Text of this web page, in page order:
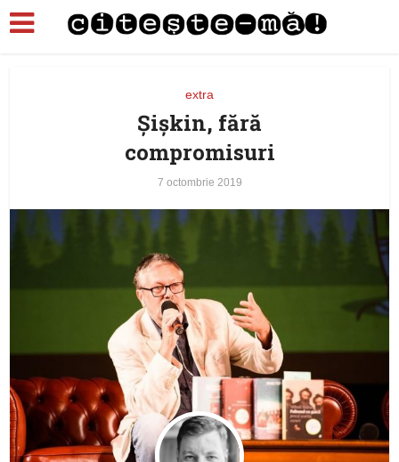
extra
Şişkin, fără
compromisuri
7 octombrie 2019